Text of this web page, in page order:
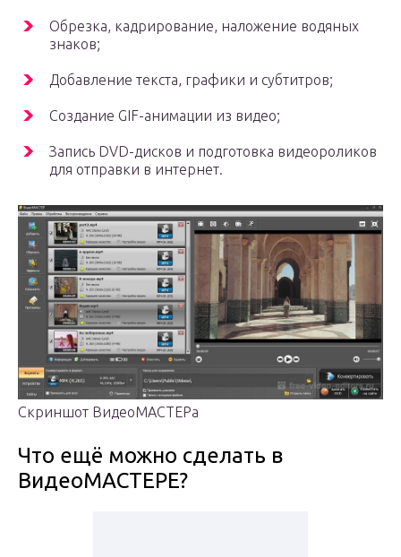
Обрезка, кадрирование, наложение водяных
знаков;
Добавление текста, графики и субтитров;
Создание GIF-анимации из видео;
Запись DVD-дисков и подготовка видеороликов
для отправки в интернет.
Скриншот ВидеоМАСТЕРа
Что ещё можно сделать в
ВидеоМАСТЕРЕ?